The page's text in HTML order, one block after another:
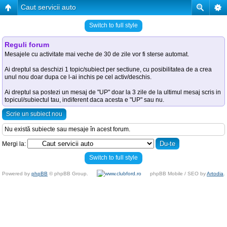
Caut servicii auto
Switch to full style
Reguli forum
Mesajele cu activitate mai veche de 30 de zile vor fi sterse automat.
Ai dreptul sa deschizi 1 topic/subiect per sectiune, cu posibilitatea de a crea
unul nou doar dupa ce l-ai inchis pe cel activ/deschis.
Ai dreptul sa postezi un mesaj de "UP" doar la 3 zile de la ultimul mesaj scris in
topicul/subiectul tau, indiferent daca acesta e "UP" sau nu.
Scrie un subiect nou
Nu există subiecte sau mesaje în acest forum.
Mergi la:
Switch to full style
Powered by phpBB © phpBB Group. phpBB Mobile / SEO byArtodia